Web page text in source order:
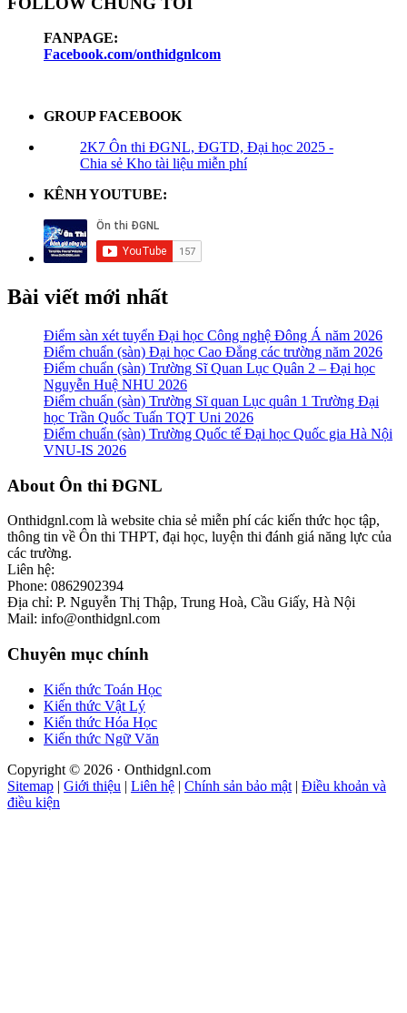
FANPAGE:
Facebook.com/onthidgnlcom
GROUP FACEBOOK
2K7 Ôn thi ĐGNL, ĐGTD, Đại học 2025 -
Chia sẻ Kho tài liệu miễn phí
KÊNH YOUTUBE:
Bài viết mới nhất
Điểm sàn xét tuyển Đại học Công nghệ Đông Á năm 2026
Điểm chuẩn (sàn) Đại học Cao Đẳng các trường năm 2026
Điểm chuẩn (sàn) Trường Sĩ Quan Lục Quân 2 – Đại học
Nguyễn Huệ NHU 2026
Điểm chuẩn (sàn) Trường Sĩ quan Lục quân 1 Trường Đại
học Trần Quốc Tuấn TQT Uni 2026
Điểm chuẩn (sàn) Trường Quốc tế Đại học Quốc gia Hà Nội
VNU-IS 2026
Footer
About Ôn thi ĐGNL
Onthidgnl.com là website chia sẻ miễn phí các kiến thức học tập,
thông tin về Ôn thi THPT, đại học, luyện thi đánh giá năng lực của
các trường.
Liên hệ:
Phone: 0862902394
Địa chỉ: P. Nguyễn Thị Thập, Trung Hoà, Cầu Giấy, Hà Nội
Mail: info@onthidgnl.com
Chuyên mục chính
Kiến thức Toán Học
Kiến thức Vật Lý
Kiến thức Hóa Học
Kiến thức Ngữ Văn
Copyright © 2026 · Onthidgnl.com
Sitemap | Giới thiệu | Liên hệ | Chính sản bảo mật | Điều khoản và
điều kiện